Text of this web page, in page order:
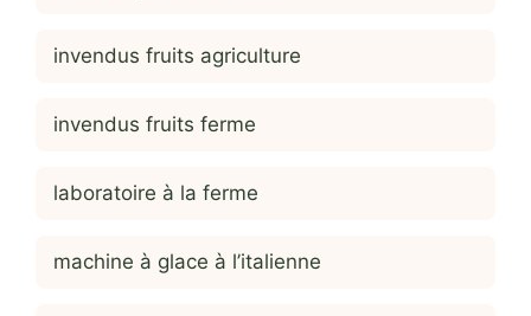
invendus fruits agriculture
invendus fruits ferme
laboratoire à la ferme
machine à glace à l’italienne